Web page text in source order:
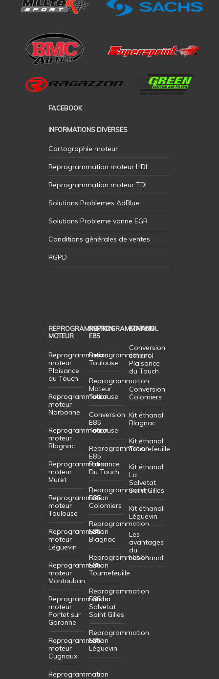
FACEBOOK
INFORMATIONS DIVERSES
Cartographie moteur
Reprogrammation moteur HDI
Reprogrammation moteur TDI
Solutions Problemes AdBlue
Solutions Probleme vanne EGR
Conditions générales de ventes
RGPD
REPROGRAMMATION
MOTEUR
Reprogrammation
moteur
Plaisance
du Touch
Reprogrammation
moteur
Narbonne
Reprogrammation
moteur
Blagnac
Reprogrammation
moteur
Muret
Reprogrammation
moteur
Toulouse
Reprogrammation
moteur
Léguevin
Reprogrammation
moteur
Montauban
Reprogrammation
moteur
Portet sur
Garonne
Reprogrammation
moteur
Cugnaux
Reprogrammation
REPROGRAMMATION
E85
Reprogrammation
Toulouse
Reprogrammation
Moteur
Toulouse
Conversion
E85
Toulouse
Reprogrammation
E85
Plaisance
Du Touch
Reprogrammation
E85
Colomiers
Reprogrammation
E85
Blagnac
Reprogrammation
E85
Tournefeuille
Reprogrammation
E85 La
Salvetat
Saint Gilles
Reprogrammation
E85
Léguevin
ETHANOL
Conversion
éthanol
Plaisance
du Touch
Conversion
Colomiers
Kit éthanol
Blagnac
Kit éthanol
Tournefeuille
Kit éthanol
La
Salvetat
Saint Gilles
Kit éthanol
Léguevin
Les
avantages
du
bioéthanol